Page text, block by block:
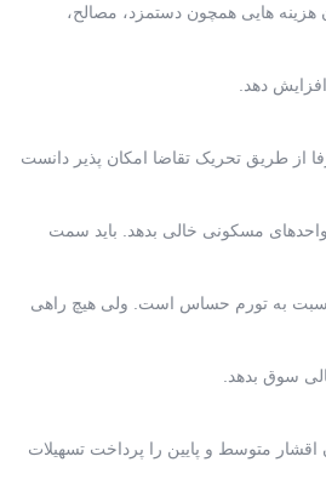
هایی همچون دستمزد، مصالح،
از طریق تحریک تقاضا امکان پذیر دانست
مسکونی خالی بدهد. باید سمت
نسبت به تورم حساس است. ولی هیچ راهی
سوق بدهد.
اقشار متوسط و پایین را پرداخت تسهیلات